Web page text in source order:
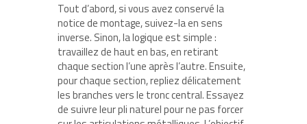
Tout d’abord, si vous avez conservé la
notice de montage, suivez-la en sens
inverse. Sinon, la logique est simple :
travaillez de haut en bas, en retirant
chaque section l’une après l’autre. Ensuite,
pour chaque section, repliez délicatement
les branches vers le tronc central. Essayez
de suivre leur pli naturel pour ne pas forcer